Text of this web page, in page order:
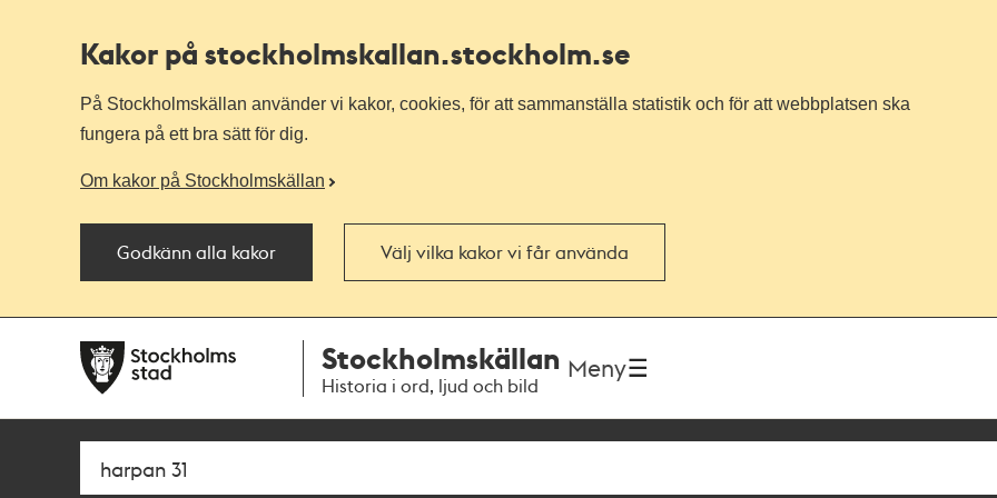
Kakor på stockholmskallan.stockholm.se
På Stockholmskällan använder vi kakor, cookies, för att sammanställa statistik och för att webbplatsen ska
fungera på ett bra sätt för dig.
Om kakor på Stockholmskällan
Godkänn alla kakor Välj vilka kakor vi får använda
navigationen
huvudinnehållet
Stockholmskällan
Historia i ord, ljud och bild
Meny
Sök